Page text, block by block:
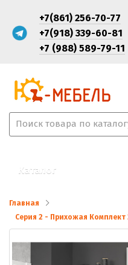
+7(861) 256-70-77
+7(918) 339-60-81
+7 (988) 589-79-11
Каталог
Главная
Серия 2 - Прихожая